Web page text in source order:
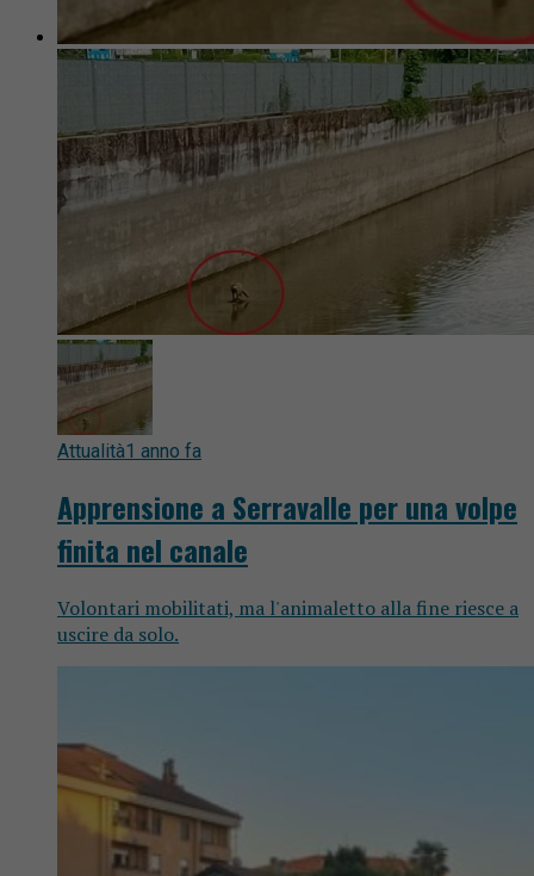
Attualità1 anno fa
Apprensione a Serravalle per una volpe
finita nel canale
Volontari mobilitati, ma l'animaletto alla fine riesce a
uscire da solo.